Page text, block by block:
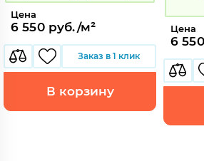
Цена
6 550 руб./м²
Заказ в 1 клик
В корзину
Цена
6